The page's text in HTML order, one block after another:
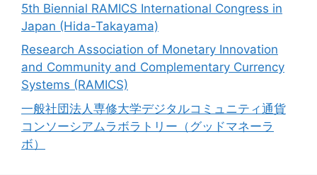
5th Biennial RAMICS International Congress in
Japan (Hida-Takayama)
Research Association of Monetary Innovation
and Community and Complementary Currency
Systems (RAMICS)
一般社団法人専修大学デジタルコミュニティ通貨
コンソーシアムラボラトリー（グッドマネーラ
ボ）